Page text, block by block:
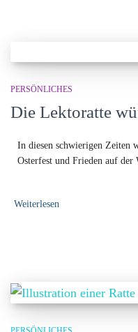
PERSÖNLICHES
Die Lektoratte
In diesen schwierigen Zeiten
Osterfest und Frieden auf der
Weiterlesen